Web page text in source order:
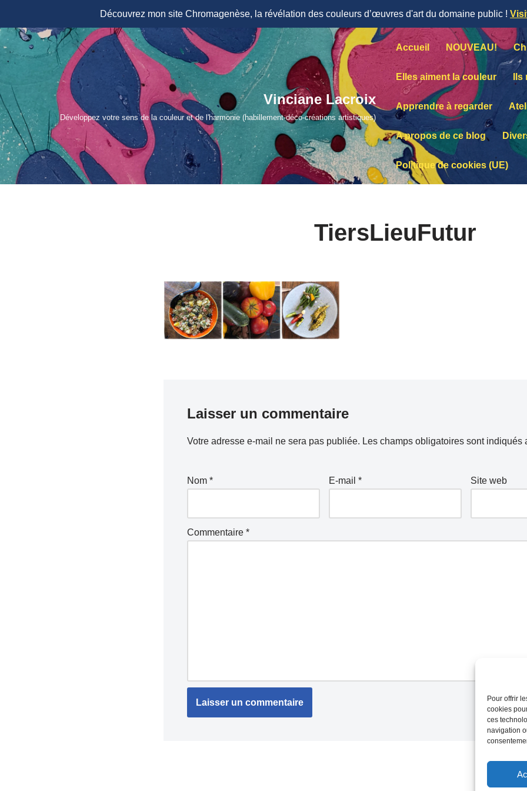
Pour offrir
cookies
ces
navigation
Découvrez mon site Chromagenèse, la révélation des couleurs d’œuvres d'art du domaine public !
Aller
contenu
Vinciane Lacroix
Développez votre sens de la couleur et de l'harmonie (habillement-déco-créations artistiques)
Accueil NOUVEAU!
Elles aiment la couleur
Apprendre à regarder
A propos de ce blog
Politique de cookies (UE)
TiersLieuFutur
Laisser un commentaire
Votre adresse e-mail ne sera pas publiée. Les champs obligatoires sont indiqués
Nom * E-mail * Site web
Commentaire *